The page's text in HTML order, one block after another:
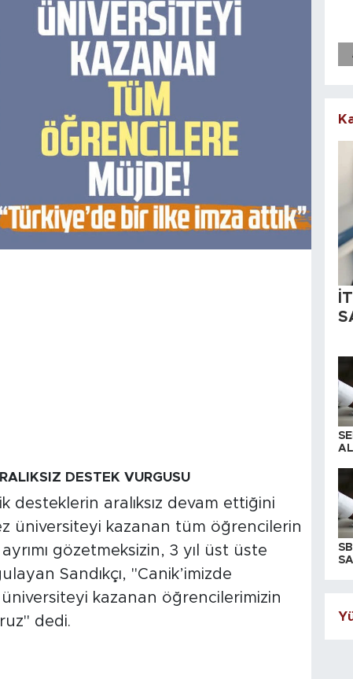
DESTEK VURGUSU
desteklerin aralıksız devam ettiğini
üniversiteyi kazanan tüm öğrencilerin
gözetmeksizin, 3 yıl üst üste
Sandıkçı, "Canik’imizde
kazanan öğrencilerimizin
dedi.